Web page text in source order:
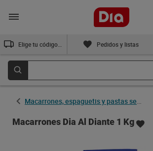
Pedidos y listas
Macarrones, espaguetis y pastas secas
Macarrones Dia Al Diante 1 Kg